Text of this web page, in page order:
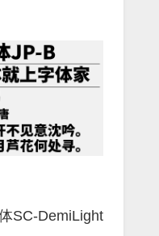
SC-DemiLight